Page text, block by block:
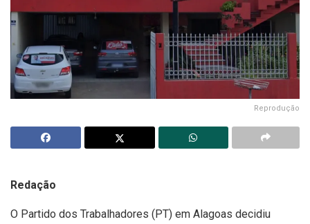
Reprodução
Redação
O Partido dos Trabalhadores (PT) em Alagoas decidiu